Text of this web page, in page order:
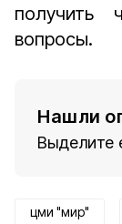
получить
вопросы.
Нашли
Выделите
цми "мир"